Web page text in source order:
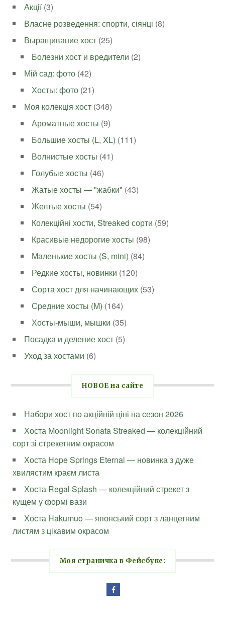
Акції(3)
Власне розведення: спорти, сіянці (8)
Выращивание хост (25)
Болезни хост и вредители (2)
Мій сад: фото (42)
Хосты: фото (21)
Моя колекція хост (348)
Ароматные хосты (9)
Большие хосты (L, XL) (111)
Волнистые хосты (41)
Голубые хосты (46)
Жатые хосты — "жабки" (43)
Желтые хосты (54)
Колекційні хости, Streaked сорти (59)
Красивые недорогие хосты (98)
Маленькие хосты (S, mini) (84)
Редкие хосты, новинки (120)
Сорта хост для начинающих (53)
Средние хосты (M) (164)
Хосты-мыши, мышки (35)
Посадка и деление хост (5)
Уход за хостами (6)
НОВОЕ на сайте
Набори хост по акційній ціні на сезон 2026
Хоста Moonlight Sonata Streaked — колекційний
сорт зі стрекетним окрасом
Хоста Hope Springs Eternal — новинка з дуже
хвилястим краєм листа
Хоста Regal Splash — колекційний стрекет з
кущем у формі вази
Хоста Hakumuo — японський сорт з ланцетним
листям з цікавим окрасом
Моя страничка в Фейсбуке: